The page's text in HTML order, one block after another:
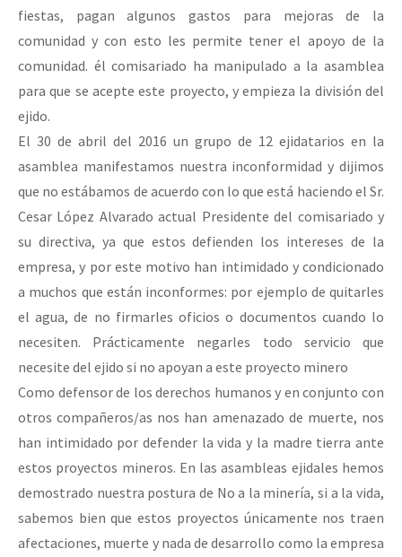
fiestas, pagan algunos gastos para mejoras de la
comunidad y con esto les permite tener el apoyo de la
comunidad. él comisariado ha manipulado a la asamblea
para que se acepte este proyecto, y empieza la división del
ejido.
El 30 de abril del 2016 un grupo de 12 ejidatarios en la
asamblea manifestamos nuestra inconformidad y dijimos
que no estábamos de acuerdo con lo que está haciendo el Sr.
Cesar López Alvarado actual Presidente del comisariado y
su directiva, ya que estos defienden los intereses de la
empresa, y por este motivo han intimidado y condicionado
a muchos que están inconformes: por ejemplo de quitarles
el agua, de no firmarles oficios o documentos cuando lo
necesiten. Prácticamente negarles todo servicio que
necesite del ejido si no apoyan a este proyecto minero
Como defensor de los derechos humanos y en conjunto con
otros compañeros/as nos han amenazado de muerte, nos
han intimidado por defender la vida y la madre tierra ante
estos proyectos mineros. En las asambleas ejidales hemos
demostrado nuestra postura de No a la minería, si a la vida,
sabemos bien que estos proyectos únicamente nos traen
afectaciones, muerte y nada de desarrollo como la empresa